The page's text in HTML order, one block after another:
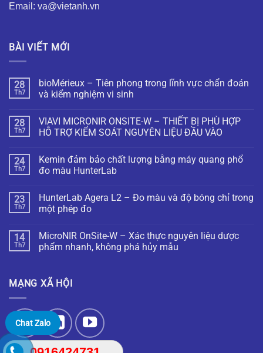
Email: va@vietanh.vn
BÀI VIẾT MỚI
28
Th7
bioMérieux – Tiên phong trong lĩnh vực chẩn đoán
và kiểm nghiệm vi sinh
28
Th7
VIAVI MICRONIR ONSITE-W – THIẾT BỊ PHÙ HỢP
HỖ TRỢ KIỂM SOÁT NGUYÊN LIỆU ĐẦU VÀO
24
Th7
Kemin đảm bảo chất lượng bằng máy quang phổ
đo màu HunterLab
23
Th7
HunterLab Agera L2 – Đo màu và độ bóng chỉ trong
một phép đo
14
Th7
MicroNIR OnSite-W – Xác thực nguyên liệu dược
phẩm nhanh, không phá hủy mẫu
MẠNG XÃ HỘI
Chat Zalo